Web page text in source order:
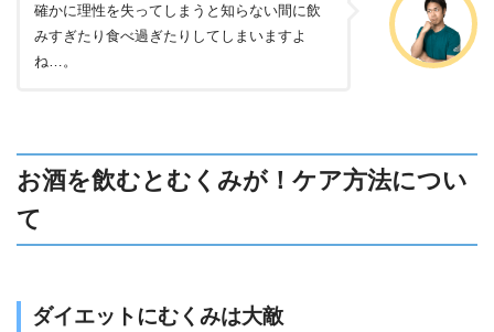
確かに理性を失ってしまうと知らない間に飲
みすぎたり食べ過ぎたりしてしまいますよ
ね…。
お酒を飲むとむくみが！ケア方法につい
て
ダイエットにむくみは大敵